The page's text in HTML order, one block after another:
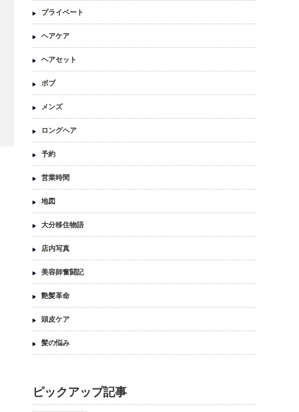
プライベート
ヘアケア
ヘアセット
ボブ
メンズ
ロングヘア
予約
営業時間
地図
大分移住物語
店内写真
美容師奮闘記
艶髪革命
頭皮ケア
髪の悩み
ピックアップ記事